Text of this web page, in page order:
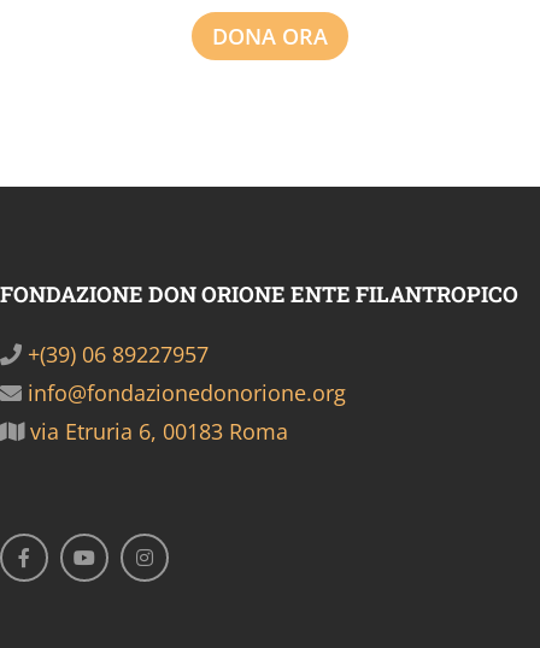
DONA ORA
FONDAZIONE DON ORIONE ENTE FILANTROPICO
+(39) 06 89227957
info@fondazionedonorione.org
via Etruria 6, 00183 Roma